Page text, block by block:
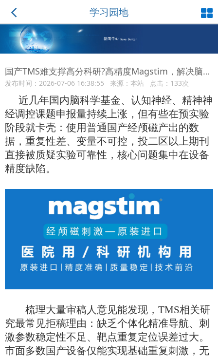
学习园地
国产TMS难支撑高分科研?高精度Magstim，解决脑科学研究重复性难题
发布时间：2026-07-06 16:38:55 来源：本站 点击：133次
近几年国内脑科学基金、认知神经、精神神
经调控课题申报量持续上涨，但有些在预实验
阶段就卡壳：使用普通国产经颅磁产出的数
据，重复性差、变量不可控，投二区以上期刊
直接被质疑实验可靠性，核心问题集中在设备
精度缺陷。
梳理大量审稿人意见能发现， TMS相关研
究最常见拒稿理由：缺乏个体化精准导航、刺
激参数稳定性不足、靶点重复定位误差过大。
市面多数国产设备仅能实现基础重复刺激，无